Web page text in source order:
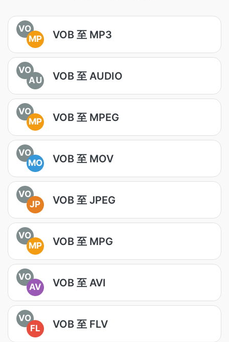
VO
MP
VOB 至 MP3
VO
AU
VOB 至 AUDIO
VO
MP
VOB 至 MPEG
VO
MO
VOB 至 MOV
VO
JP
VOB 至 JPEG
VO
MP
VOB 至 MPG
VO
AV
VOB 至 AVI
VO
FL
VOB 至 FLV